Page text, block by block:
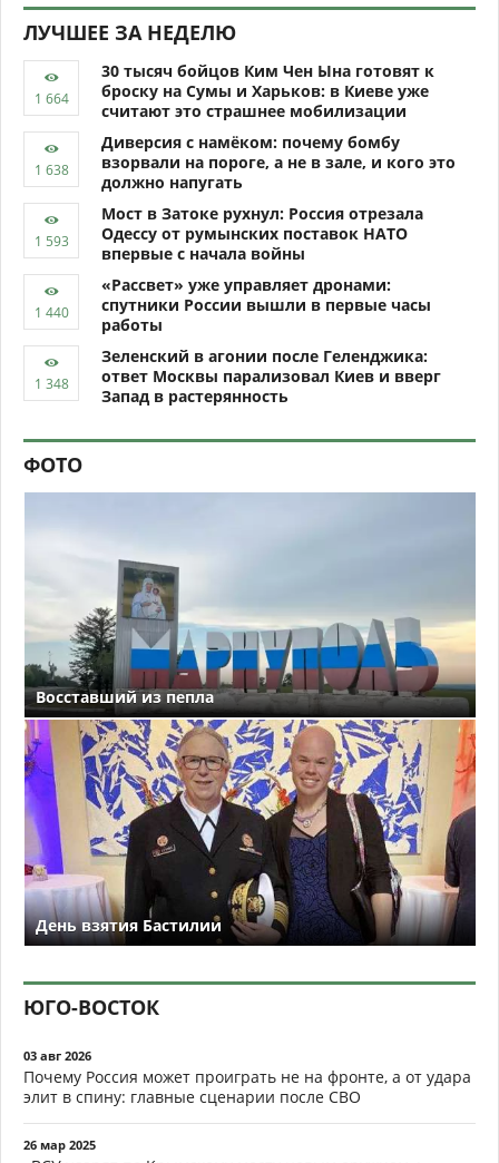
ЛУЧШЕЕ ЗА НЕДЕЛЮ
30 тысяч бойцов Ким Чен Ына готовят к
броску на Сумы и Харьков: в Киеве уже
считают это страшнее мобилизации
Диверсия с намёком: почему бомбу
взорвали на пороге, а не в зале, и кого это
должно напугать
Мост в Затоке рухнул: Россия отрезала
Одессу от румынских поставок НАТО
впервые с начала войны
«Рассвет» уже управляет дронами:
спутники России вышли в первые часы
работы
Зеленский в агонии после Геленджика:
ответ Москвы парализовал Киев и вверг
Запад в растерянность
ФОТО
Восставший из пепла
День взятия Бастилии
ЮГО-ВОСТОК
03 авг 2026
Почему Россия может проиграть не на фронте, а от удара
элит в спину: главные сценарии после СВО
26 мар 2025